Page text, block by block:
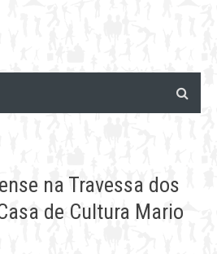
na Travessa dos
de Cultura Mario